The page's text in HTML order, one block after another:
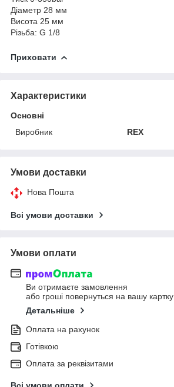
Діаметр 28 мм
Висота 25 мм
Різьба: G 1/8
Приховати
Характеристики
Основні
Виробник
REX
Умови доставки
Нова Пошта
Всі умови доставки
Умови оплати
Ви отримаєте замовлення
або гроші повернуться на вашу картку
Детальніше
Оплата на рахунок
Готівкою
Оплата за реквізитами